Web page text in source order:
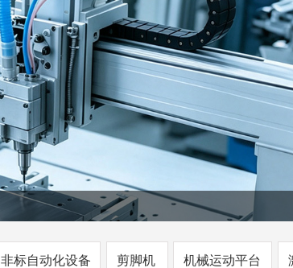
非标自动化设备 剪脚机 机械运动平台